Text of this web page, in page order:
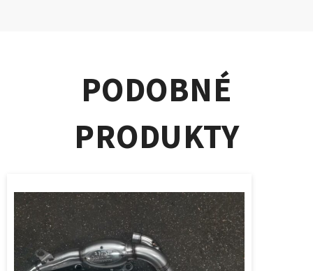
PODOBNÉ
PRODUKTY